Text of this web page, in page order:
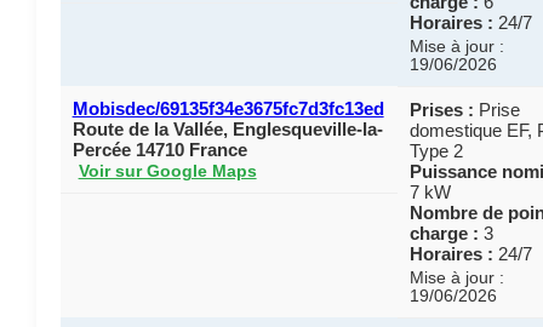
Horaires : 24/7
Mise à jour :
19/06/2026
Mobisdec/69135f34e3675fc7d3fc13ed
Route de la Vallée, Englesqueville-la-
Percée 14710 France
Voir sur Google Maps
Prises : Prise
domestique EF,
Type 2
Puissance
7 kW
Nombre de
charge : 3
Horaires : 24/7
Mise à jour :
19/06/2026